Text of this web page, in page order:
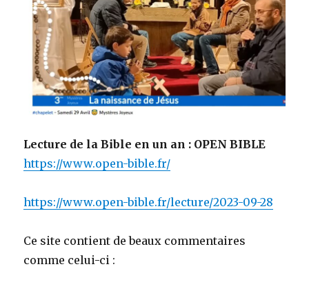
Lecture de la Bible en un an : OPEN BIBLE
https://www.open-bible.fr/
https://www.open-bible.fr/lecture/2023-09-28
Ce site contient de beaux commentaires
comme celui-ci :